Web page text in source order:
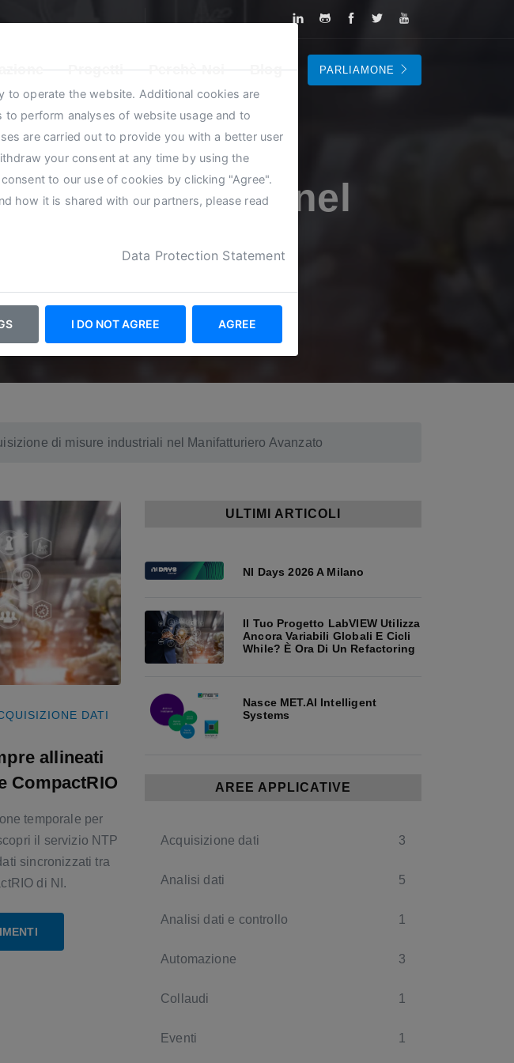
Progetti Perchè Noi Blog PARLIAMONE
industriali nel
avanzato
di misure industriali nel Manifatturiero Avanzato
DATI
allineati
CompactRIO
temporale per
il servizio NTP
sincronizzati tra
di NI.
ULTIMI ARTICOLI
NI Days 2026 A Milano
Il Tuo Progetto LabVIEW Utilizza
Ancora Variabili Globali E Cicli
While? È Ora Di Un Refactoring
Nasce MET.AI Intelligent
Systems
AREE APPLICATIVE
Acquisizione dati 3
Analisi dati 5
Analisi dati e controllo 1
Automazione 3
Collaudi 1
Eventi 1
to operate the website. Additional cookies are
perform analyses of website usage and to
are carried out to provide you with a better user
your consent at any time by using the
to our use of cookies by clicking "Agree".
how it is shared with our partners, please read
Data Protection Statement
I DO NOT AGREE AGREE